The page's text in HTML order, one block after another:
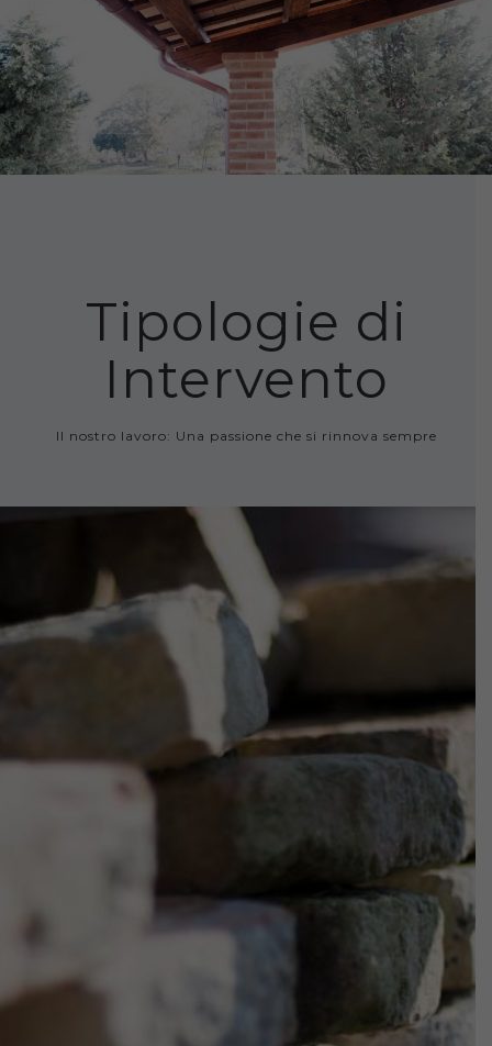
Tipologie di
Intervento
Il nostro lavoro: Una passione che si rinnova sempre